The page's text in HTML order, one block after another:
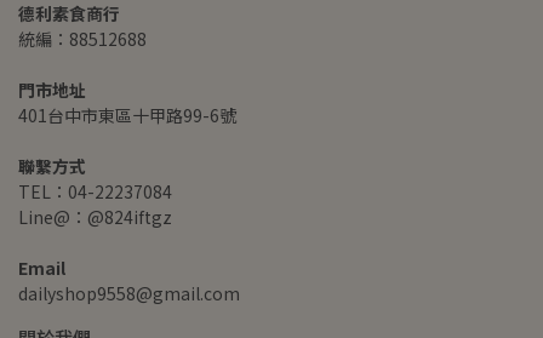
德利素食商行
統編：88512688
門市地址
401台中市東區十甲路99-6號
聯繫方式
TEL：04-22237084
Line@：@824iftgz
Email
dailyshop9558@gmail.com